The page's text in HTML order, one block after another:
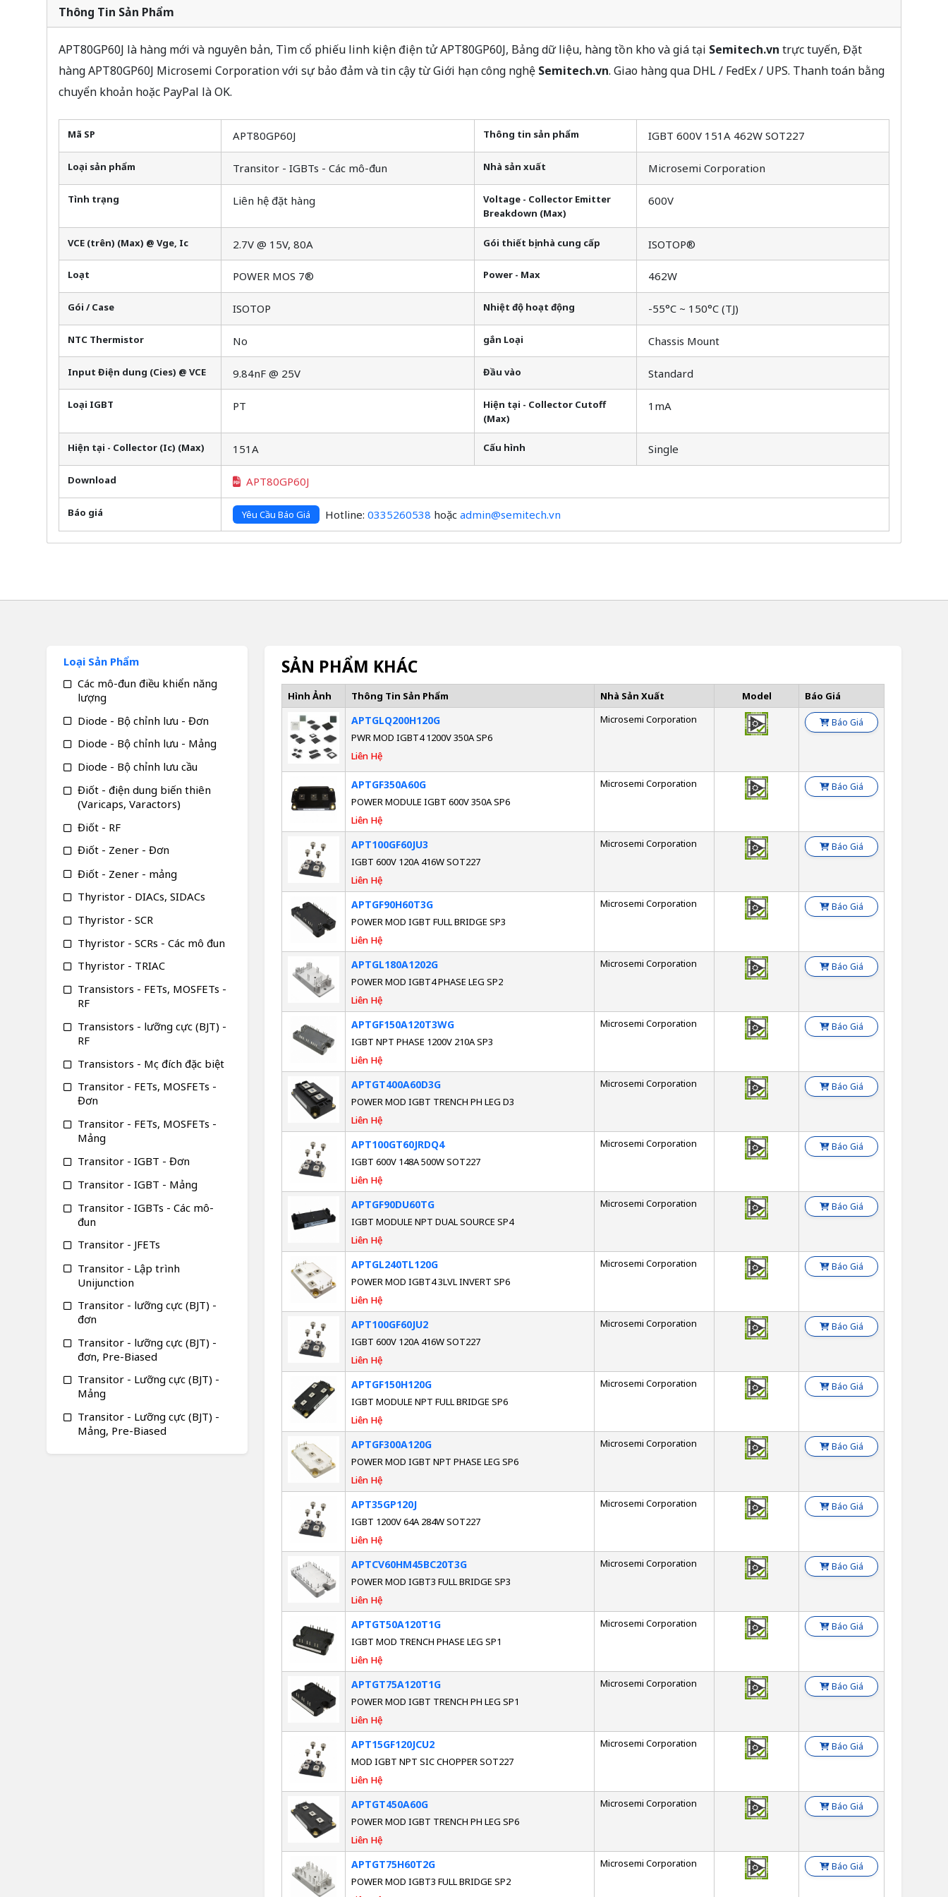
Thông Tin Sản Phẩm
APT80GP60J là hàng mới và nguyên bản, Tìm cổ phiếu linh kiện điện tử APT80GP60J, Bảng dữ liệu, hàng tồn kho và giá tại Semitech.vn trực tuyến, Đặt
hàng APT80GP60J Microsemi Corporation với sự bảo đảm và tin cậy từ Giới hạn công nghệ Semitech.vn. Giao hàng qua DHL / FedEx / UPS. Thanh toán bằng
chuyển khoản hoặc PayPal là OK.
Mã SP APT80GP60J Thông tin sản phẩm IGBT 600V 151A 462W SOT227
Loại sản phẩm Transitor - IGBTs - Các mô-đun Nhà sản xuất Microsemi Corporation
Tình trạng Liên hệ đặt hàng
Voltage - Collector Emitter
Breakdown (Max)
600V
VCE (trên) (Max) @ Vge, Ic 2.7V @ 15V, 80A Gói thiết bị nhà cung cấp ISOTOP®
Loạt POWER MOS 7® Power - Max 462W
Gói / Case ISOTOP Nhiệt độ hoạt động -55°C ~ 150°C (TJ)
NTC Thermistor No gắn Loại Chassis Mount
Input Điện dung (Cies) @ VCE 9.84nF @ 25V Đầu vào Standard
Loại IGBT PT
Hiện tại - Collector Cutoff
(Max)
1mA
Hiện tại - Collector (Ic) (Max) 151A Cấu hình Single
Download APT80GP60J
Báo giá Yêu Cầu Báo Giá Hotline: 0335260538 hoặc admin@semitech.vn
SẢN PHẨM KHÁC
Hình Ảnh Thông Tin Sản Phẩm Nhà Sản Xuất Model Báo Giá
APTGLQ200H120G
PWR MOD IGBT4 1200V 350A SP6
Liên Hệ
Microsemi Corporation Báo Giá
APTGF350A60G
POWER MODULE IGBT 600V 350A SP6
Liên Hệ
Microsemi Corporation Báo Giá
APT100GF60JU3
IGBT 600V 120A 416W SOT227
Liên Hệ
Microsemi Corporation Báo Giá
APTGF90H60T3G
POWER MOD IGBT FULL BRIDGE SP3
Liên Hệ
Microsemi Corporation Báo Giá
APTGL180A1202G
POWER MOD IGBT4 PHASE LEG SP2
Liên Hệ
Microsemi Corporation Báo Giá
APTGF150A120T3WG
IGBT NPT PHASE 1200V 210A SP3
Liên Hệ
Microsemi Corporation Báo Giá
APTGT400A60D3G
POWER MOD IGBT TRENCH PH LEG D3
Liên Hệ
Microsemi Corporation Báo Giá
APT100GT60JRDQ4
IGBT 600V 148A 500W SOT227
Liên Hệ
Microsemi Corporation Báo Giá
APTGF90DU60TG
IGBT MODULE NPT DUAL SOURCE SP4
Liên Hệ
Microsemi Corporation Báo Giá
APTGL240TL120G
POWER MOD IGBT4 3LVL INVERT SP6
Liên Hệ
Microsemi Corporation Báo Giá
APT100GF60JU2
IGBT 600V 120A 416W SOT227
Liên Hệ
Microsemi Corporation Báo Giá
APTGF150H120G
IGBT MODULE NPT FULL BRIDGE SP6
Liên Hệ
Microsemi Corporation Báo Giá
APTGF300A120G
POWER MOD IGBT NPT PHASE LEG SP6
Liên Hệ
Microsemi Corporation Báo Giá
APT35GP120J
IGBT 1200V 64A 284W SOT227
Liên Hệ
Microsemi Corporation Báo Giá
APTCV60HM45BC20T3G
POWER MOD IGBT3 FULL BRIDGE SP3
Liên Hệ
Microsemi Corporation Báo Giá
APTGT50A120T1G
IGBT MOD TRENCH PHASE LEG SP1
Liên Hệ
Microsemi Corporation Báo Giá
APTGT75A120T1G
POWER MOD IGBT TRENCH PH LEG SP1
Liên Hệ
Microsemi Corporation Báo Giá
APT15GF120JCU2
MOD IGBT NPT SIC CHOPPER SOT227
Liên Hệ
Microsemi Corporation Báo Giá
APTGT450A60G
POWER MOD IGBT TRENCH PH LEG SP6
Liên Hệ
Microsemi Corporation Báo Giá
APTGT75H60T2G
POWER MOD IGBT3 FULL BRIDGE SP2
Microsemi Corporation Báo Giá
Loại Sản Phẩm
Các mô-đun điều khiển năng
lượng
Diode - Bộ chỉnh lưu - Đơn
Diode - Bộ chỉnh lưu - Mảng
Diode - Bộ chỉnh lưu cầu
Điốt - điện dung biến thiên
(Varicaps, Varactors)
Điốt - RF
Điốt - Zener - Đơn
Điốt - Zener - mảng
Thyristor - DIACs, SIDACs
Thyristor - SCR
Thyristor - SCRs - Các mô đun
Thyristor - TRIAC
Transistors - FETs, MOSFETs -
RF
Transistors - lưỡng cực (BJT) -
RF
Transistors - Mục đích đặc biệt
Transitor - FETs, MOSFETs -
Đơn
Transitor - FETs, MOSFETs -
Mảng
Transitor - IGBT - Đơn
Transitor - IGBT - Mảng
Transitor - IGBTs - Các mô-
đun
Transitor - JFETs
Transitor - Lập trình
Unijunction
Transitor - lưỡng cực (BJT) -
đơn
Transitor - lưỡng cực (BJT) -
đơn, Pre-Biased
Transitor - Lưỡng cực (BJT) -
Mảng
Transitor - Lưỡng cực (BJT) -
Mảng, Pre-Biased